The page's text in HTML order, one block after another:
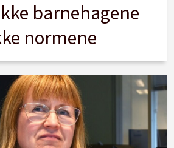
barnehagene
normene